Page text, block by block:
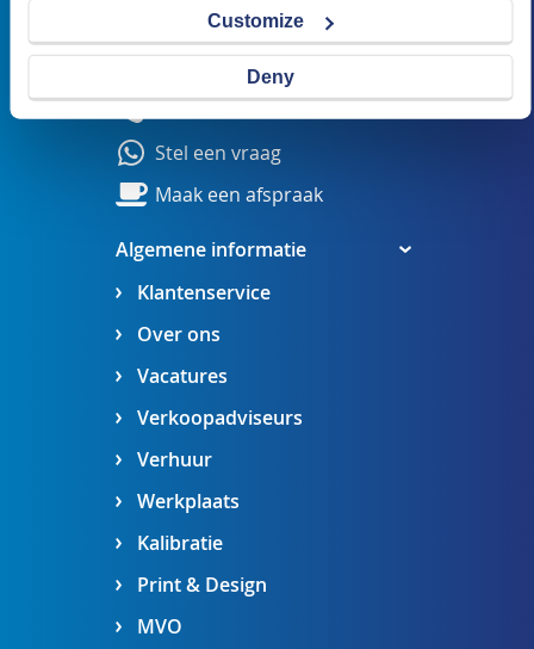
Customize
Deny
Algemene informatie
Klantenservice
Over ons
Vacatures
Verkoopadviseurs
Verhuur
Werkplaats
Kalibratie
Print & Design
MVO
Veldsteen 25, 4815 PK Breda
verkoop@visserbreda.nl
Stel een vraag
Maak een afspraak